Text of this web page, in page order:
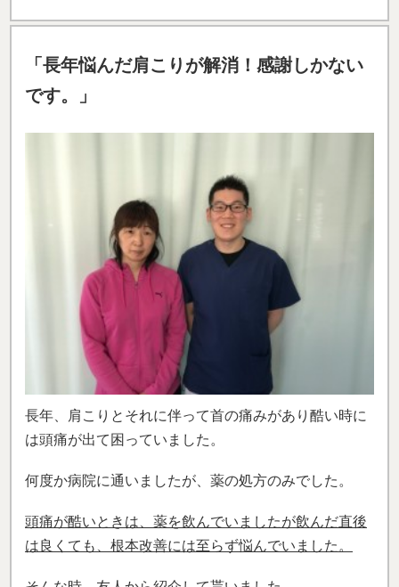
「長年悩んだ肩こりが解消！感謝しかない
です。」
長年、肩こりとそれに伴って首の痛みがあり酷い時に
は頭痛が出て困っていました。
何度か病院に通いましたが、薬の処方のみでした。
頭痛が酷いときは、薬を飲んでいましたが飲んだ直後
は良くても、根本改善には至らず悩んでいました。